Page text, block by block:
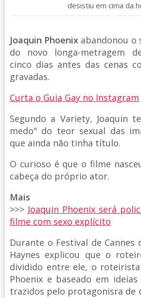
desistiu em cima da
Joaquin Phoenix abandonou o
do novo longa-metragem
cinco dias antes das cenas
gravadas.
Curta o Guia Gay no Instagram
Segundo a Variety, Joaquin
medo" do teor sexual das
que ainda não tinha título.
O curioso é que o filme
cabeça do próprio ator.
Mais
>>> Joaquin Phoenix será
filme com sexo explícito
Durante o Festival de Cannes
Haynes explicou que o
dividido entre ele, o roteirista
Phoenix e baseado em
trazidos pelo protagonisra de